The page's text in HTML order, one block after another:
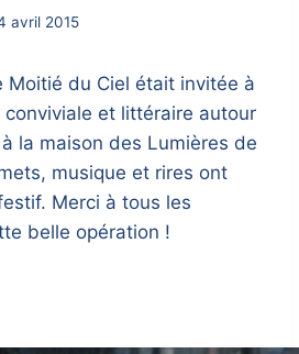
avril 2015
Moitié du Ciel était invitée à
conviviale et littéraire autour
la maison des Lumières de
musique et rires ont
Merci à tous les
belle opération !